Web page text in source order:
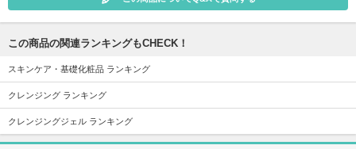
この商品の関連ランキングもCHECK！
スキンケア・基礎化粧品 ランキング
クレンジング ランキング
クレンジングジェル ランキング